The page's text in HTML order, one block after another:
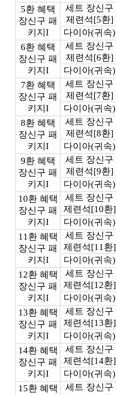
5환 혜택
장신구 패
키지I
세트 장신구
제련석[5환]
다이아(귀속)
6환 혜택
장신구 패
키지I
세트 장신구
제련석[6환]
다이아(귀속)
7환 혜택
장신구 패
키지I
세트 장신구
제련석[7환]
다이아(귀속)
8환 혜택
장신구 패
키지I
세트 장신구
제련석[8환]
다이아(귀속)
9환 혜택
장신구 패
키지I
세트 장신구
제련석[9환]
다이아(귀속)
10환 혜택
장신구 패
키지I
세트 장신구
제련석[10환]
다이아(귀속)
11환 혜택
장신구 패
키지I
세트 장신구
제련석[11환]
다이아(귀속)
12환 혜택
장신구 패
키지I
세트 장신구
제련석[12환]
다이아(귀속)
13환 혜택
장신구 패
키지I
세트 장신구
제련석[13환]
다이아(귀속)
14환 혜택
장신구 패
키지I
세트 장신구
제련석[14환]
다이아(귀속)
15환 혜택
세트 장신구